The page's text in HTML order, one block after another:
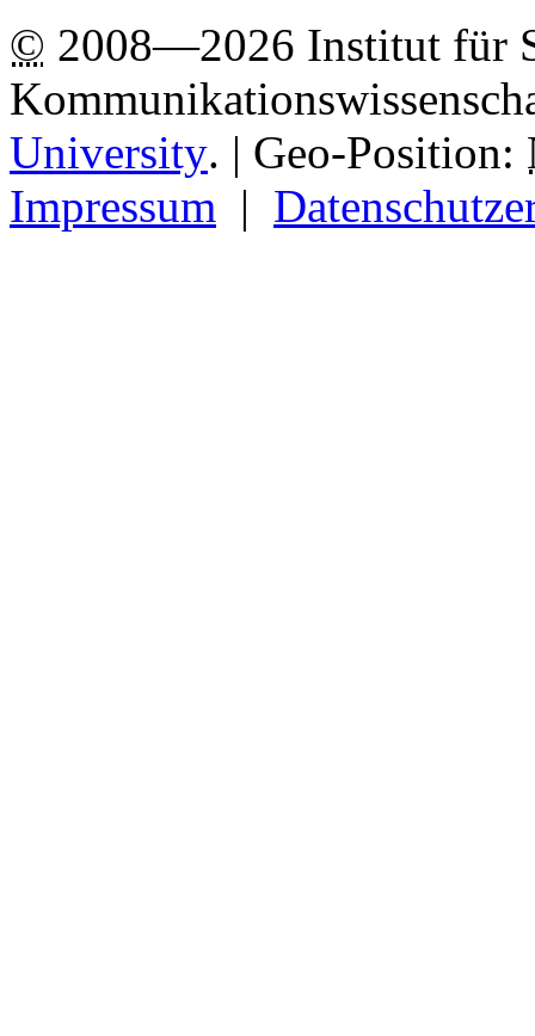
© 2008—2026 Institut für
University. | Geo-Position:
Impressum |